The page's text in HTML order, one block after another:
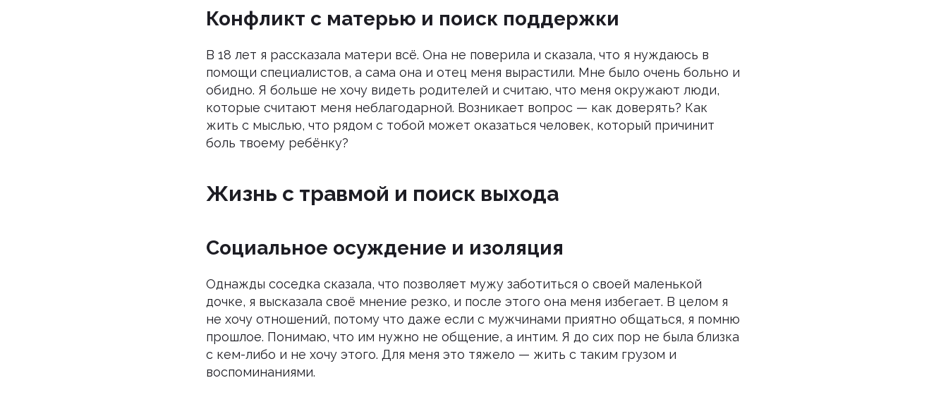
Конфликт с матерью и поиск поддержки
В 18 лет я рассказала матери всё. Она не поверила и сказала, что я нуждаюсь в
помощи специалистов, а сама она и отец меня вырастили. Мне было очень больно и
обидно. Я больше не хочу видеть родителей и считаю, что меня окружают люди,
которые считают меня неблагодарной. Возникает вопрос — как доверять? Как
жить с мыслью, что рядом с тобой может оказаться человек, который причинит
боль твоему ребёнку?
Жизнь с травмой и поиск выхода
Социальное осуждение и изоляция
Однажды соседка сказала, что позволяет мужу заботиться о своей маленькой
дочке, я высказала своё мнение резко, и после этого она меня избегает. В целом я
не хочу отношений, потому что даже если с мужчинами приятно общаться, я помню
прошлое. Понимаю, что им нужно не общение, а интим. Я до сих пор не была близка
с кем-либо и не хочу этого. Для меня это тяжело — жить с таким грузом и
воспоминаниями.